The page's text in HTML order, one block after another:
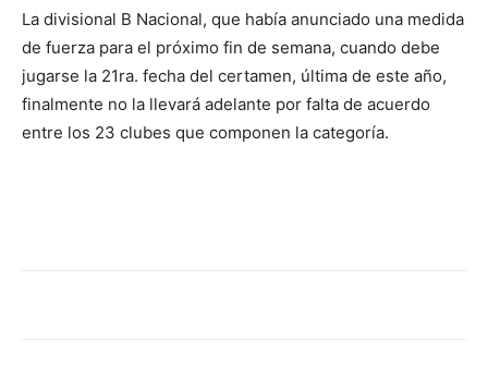
::
La divisional B Nacional, que había anunciado una medida
de fuerza para el próximo fin de semana, cuando debe
jugarse la 21ra. fecha del certamen, última de este año,
finalmente no la llevará adelante por falta de acuerdo
entre los 23 clubes que componen la categoría.